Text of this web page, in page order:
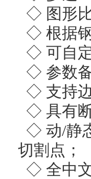
◇ 图形
◇ 根据
◇ 可自
◇ 参数
◇ 支持
◇ 具有
◇ 动/静
切割点 ；
◇ 全中